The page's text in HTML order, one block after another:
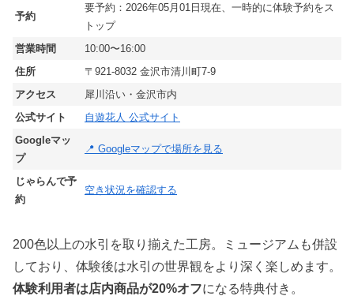
予約
要予約：2026年05月01日現在、一時的に体験予約をス
トップ
営業時間
10:00〜16:00
住所
〒921-8032 金沢市清川町7-9
アクセス
犀川沿い・金沢市内
公式サイト
自遊花人 公式サイト
Googleマッ
プ
📍 Googleマップで場所を見る
じゃらんで予
約
空き状況を確認する
200色以上の水引を取り揃えた工房。ミュージアムも併設
しており、体験後は水引の世界観をより深く楽しめます。
体験利用者は店内商品が20%オフになる特典付き。